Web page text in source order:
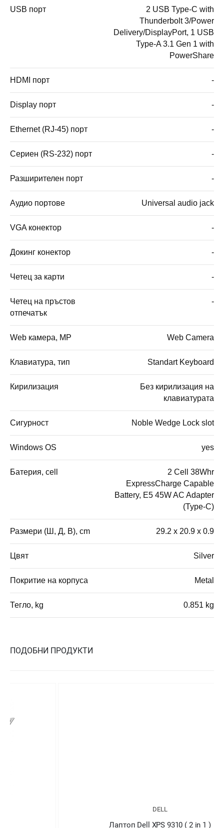
USB порт
2 USB Type-C with
Thunderbolt 3/Power
Delivery/DisplayPort, 1 USB
Type-A 3.1 Gen 1 with
PowerShare
HDMI порт -
Display порт -
Ethernet (RJ-45) порт -
Сериен (RS-232) порт -
Разширителен порт -
Аудио портове Universal audio jack
VGA конектор -
Докинг конектор -
Четец за карти -
Четец на пръстов
отпечатък
-
Web камера, MP Web Camera
Клавиатура, тип Standart Keyboard
Кирилизация
Без кирилизация на
клавиатурата
Сигурност Noble Wedge Lock slot
Windows OS yes
Батерия, cell
2 Cell 38Whr
ExpressCharge Capable
Battery, E5 45W AC Adapter
(Type-C)
Размери (Ш, Д, В), cm 29.2 x 20.9 x 0.9
Цвят Silver
Покритие на корпуса Metal
Тегло, kg 0.851 kg
ПОДОБНИ ПРОДУКТИ
Лаптоп Dell XPS 9310 ( 2 in 1 )